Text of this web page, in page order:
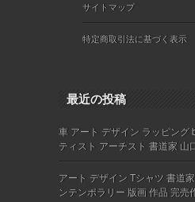
サイトマップ
特定商取引法に基づく表示
最近の投稿
車 アート デザイン ラッピング
ティスト アーチスト 書道家 山
アート デザイン Tシャツ 書道
ンテンポラリー 版画 作品 完売